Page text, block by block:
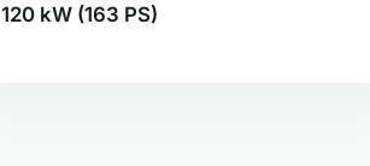
120 kW (163 PS)